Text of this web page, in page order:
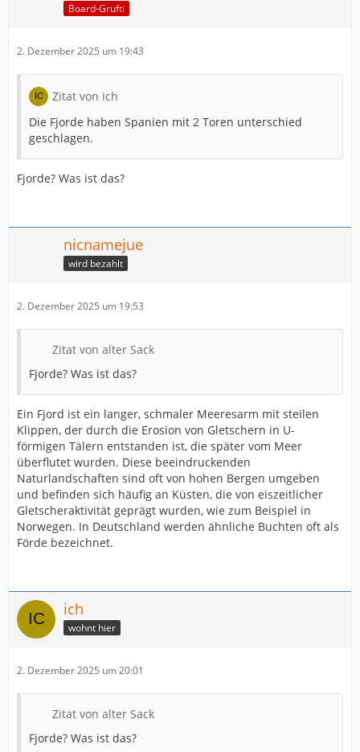
Board-Grufti
2. Dezember 2025 um 19:43
Zitat von ich
Die Fjorde haben Spanien mit 2 Toren unterschied
geschlagen.
Fjorde? Was ist das?
nicnamejue
wird bezahlt
2. Dezember 2025 um 19:53
Zitat von alter Sack
Fjorde? Was ist das?
Ein Fjord ist ein langer, schmaler Meeresarm mit steilen
Klippen, der durch die Erosion von Gletschern in U-
förmigen Tälern entstanden ist, die später vom Meer
überflutet wurden. Diese beeindruckenden
Naturlandschaften sind oft von hohen Bergen umgeben
und befinden sich häufig an Küsten, die von eiszeitlicher
Gletscheraktivität geprägt wurden, wie zum Beispiel in
Norwegen. In Deutschland werden ähnliche Buchten oft als
Förde bezeichnet.
ich
wohnt hier
2. Dezember 2025 um 20:01
Zitat von alter Sack
Fjorde? Was ist das?